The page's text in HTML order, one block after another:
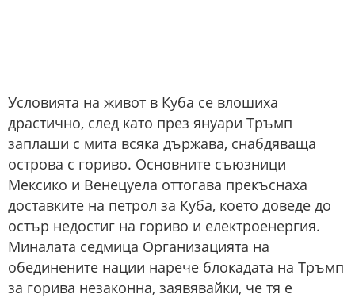
Условията на живот в Куба се влошиха
драстично, след като през януари Тръмп
заплаши с мита всяка държава, снабдяваща
острова с гориво. Основните съюзници
Мексико и Венецуела оттогава прекъснаха
доставките на петрол за Куба, което доведе до
остър недостиг на гориво и електроенергия.
Миналата седмица Организацията на
обединените нации нарече блокадата на Тръмп
за горива незаконна, заявявайки, че тя е